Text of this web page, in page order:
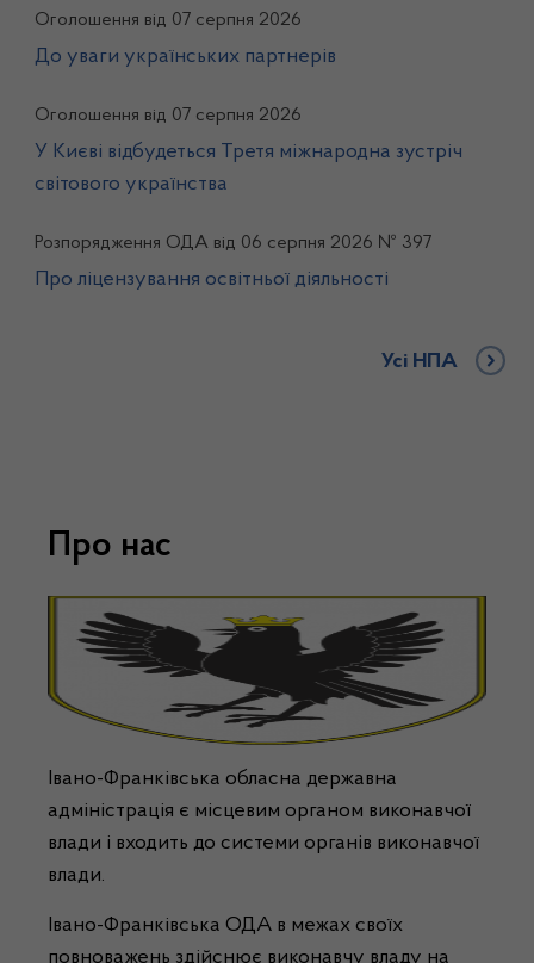
Оголошення від 07 серпня 2026
До уваги українських партнерів
Оголошення від 07 серпня 2026
У Києві відбудеться Третя міжнародна зустріч
світового українства
Розпорядження ОДА від 06 серпня 2026 № 397
Про ліцензування освітньої діяльності
Усі НПА
Про нас
Івано-Франківська обласна державна
адміністрація є місцевим органом виконавчої
влади і входить до системи органів виконавчої
влади.
Івано-Франківська ОДА в межах своїх
повноважень здійснює виконавчу владу на